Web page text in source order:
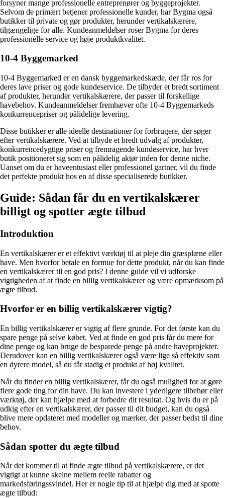
forsyner mange professionelle entreprenører og byggeprojekter.
Selvom de primært betjener professionelle kunder, har Bygma også
butikker til private og gør produkter, herunder vertikalskærere,
tilgængelige for alle. Kundeanmeldelser roser Bygma for deres
professionelle service og høje produktkvalitet.
10-4 Byggemarked
10-4 Byggemarked er en dansk byggemarkedskæde, der får ros for
deres lave priser og gode kundeservice. De tilbyder et bredt sortiment
af produkter, herunder vertikalskærere, der passer til forskellige
havebehov. Kundeanmeldelser fremhæver ofte 10-4 Byggemarkeds
konkurrencepriser og pålidelige levering.
Disse butikker er alle ideelle destinationer for forbrugere, der søger
efter vertikalskærere. Ved at tilbyde et bredt udvalg af produkter,
konkurrencedygtige priser og fremragende kundeservice, har hver
butik positioneret sig som en pålidelig aktør inden for denne niche.
Uanset om du er haveentusiast eller professionel gartner, vil du finde
det perfekte produkt hos en af ​​disse specialiserede butikker.
Guide: Sådan får du en vertikalskærer
billigt og spotter ægte tilbud
Introduktion
En vertikalskærer er et effektivt værktøj til at pleje din græsplæne eller
have. Men hvorfor betale en formue for dette produkt, når du kan finde
en vertikalskærer til en god pris? I denne guide vil vi udforske
vigtigheden af at finde en billig vertikalskærer og være opmærksom på
ægte tilbud.
Hvorfor er en billig vertikalskærer vigtig?
En billig vertikalskærer er vigtig af flere grunde. For det første kan du
spare penge på selve købet. Ved at finde en god pris får du mere for
dine penge og kan bruge de besparede penge på andre haveprojekter.
Derudover kan en billig vertikalskærer også være lige så effektiv som
en dyrere model, så du får stadig et produkt af høj kvalitet.
Når du finder en billig vertikalskærer, får du også mulighed for at gøre
flere gode ting for din have. Du kan investere i yderligere tilbehør eller
værktøj, der kan hjælpe med at forbedre dit resultat. Og hvis du er på
udkig efter en vertikalskærer, der passer til dit budget, kan du også
blive mere opdateret med modeller og mærker, der passer bedst til dine
behov.
Sådan spotter du ægte tilbud
Når det kommer til at finde ægte tilbud på vertikalskærere, er det
vigtigt at kunne skelne mellem reelle rabatter og
markedsføringssvindel. Her er nogle tip til at hjælpe dig med at spotte
ægte tilbud: